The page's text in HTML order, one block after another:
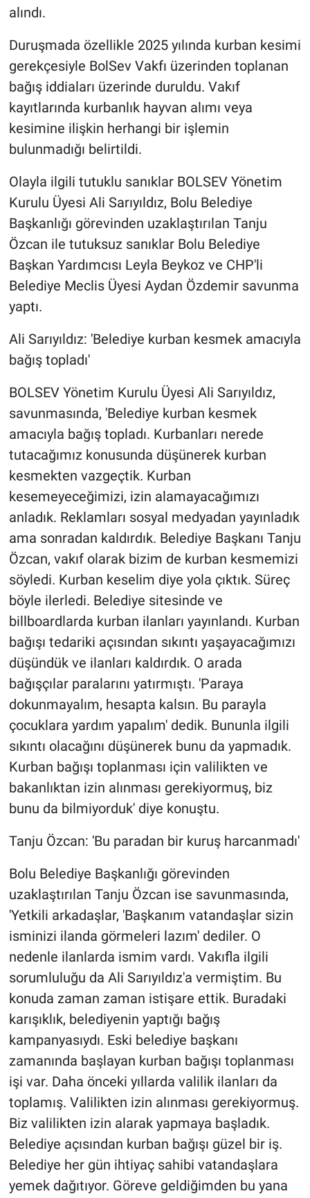
alındı.
Duruşmada özellikle 2025 yılında kurban kesimi
gerekçesiyle BolSev Vakfı üzerinden toplanan
bağış iddiaları üzerinde duruldu. Vakıf
kayıtlarında kurbanlık hayvan alımı veya
kesimine ilişkin herhangi bir işlemin
bulunmadığı belirtildi.
Olayla ilgili tutuklu sanıklar BOLSEV Yönetim
Kurulu Üyesi Ali Sarıyıldız, Bolu Belediye
Başkanlığı görevinden uzaklaştırılan Tanju
Özcan ile tutuksuz sanıklar Bolu Belediye
Başkan Yardımcısı Leyla Beykoz ve CHP'li
Belediye Meclis Üyesi Aydan Özdemir savunma
yaptı.
Ali Sarıyıldız: 'Belediye kurban kesmek amacıyla
bağış topladı'
BOLSEV Yönetim Kurulu Üyesi Ali Sarıyıldız,
savunmasında, 'Belediye kurban kesmek
amacıyla bağış topladı. Kurbanları nerede
tutacağımız konusunda düşünerek kurban
kesmekten vazgeçtik. Kurban
kesemeyeceğimizi, izin alamayacağımızı
anladık. Reklamları sosyal medyadan yayınladık
ama sonradan kaldırdık. Belediye Başkanı Tanju
Özcan, vakıf olarak bizim de kurban kesmemizi
söyledi. Kurban keselim diye yola çıktık. Süreç
böyle ilerledi. Belediye sitesinde ve
billboardlarda kurban ilanları yayınlandı. Kurban
bağışı tedariki açısından sıkıntı yaşayacağımızı
düşündük ve ilanları kaldırdık. O arada
bağışçılar paralarını yatırmıştı. 'Paraya
dokunmayalım, hesapta kalsın. Bu parayla
çocuklara yardım yapalım' dedik. Bununla ilgili
sıkıntı olacağını düşünerek bunu da yapmadık.
Kurban bağışı toplanması için valilikten ve
bakanlıktan izin alınması gerekiyormuş, biz
bunu da bilmiyorduk' diye konuştu.
Tanju Özcan: 'Bu paradan bir kuruş harcanmadı'
Bolu Belediye Başkanlığı görevinden
uzaklaştırılan Tanju Özcan ise savunmasında,
'Yetkili arkadaşlar, 'Başkanım vatandaşlar sizin
isminizi ilanda görmeleri lazım' dediler. O
nedenle ilanlarda ismim vardı. Vakıfla ilgili
sorumluluğu da Ali Sarıyıldız'a vermiştim. Bu
konuda zaman zaman istişare ettik. Buradaki
karışıklık, belediyenin yaptığı bağış
kampanyasıydı. Eski belediye başkanı
zamanında başlayan kurban bağışı toplanması
işi var. Daha önceki yıllarda valilik ilanları da
toplamış. Valilikten izin alınması gerekiyormuş.
Biz valilikten izin alarak yapmaya başladık.
Belediye açısından kurban bağışı güzel bir iş.
Belediye her gün ihtiyaç sahibi vatandaşlara
yemek dağıtıyor. Göreve geldiğimden bu yana